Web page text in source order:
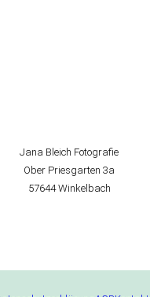
Jana Bleich Fotografie
Ober Priesgarten 3a
57644 Winkelbach